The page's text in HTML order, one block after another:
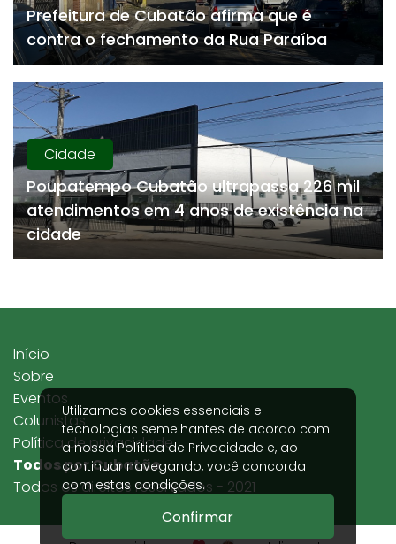
Prefeitura de Cubatão afirma que é
contra o fechamento da Rua Paraíba
Cidade
Poupatempo Cubatão ultrapassa 226 mil
atendimentos em 4 anos de existência na
cidade
Utilizamos cookies essenciais e
tecnologias semelhantes de acordo com
a nossaPolítica de Privacidade e, ao
continuar navegando, você concorda
com estas condições.
Confirmar
Todos por Cubatão
Todos os direitos reservados - 2021
Início
Sobre
Eventos
Colunistas
Política de privacidade